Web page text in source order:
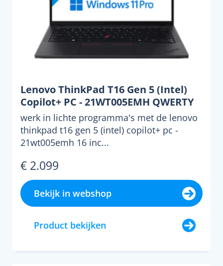
Lenovo ThinkPad T16 Gen 5 (Intel)
Copilot+ PC - 21WT005EMH QWERTY
werk in lichte programma's met de lenovo
thinkpad t16 gen 5 (intel) copilot+ pc -
21wt005emh 16 inc...
€ 2.099
Bekijk in webshop
Product bekijken